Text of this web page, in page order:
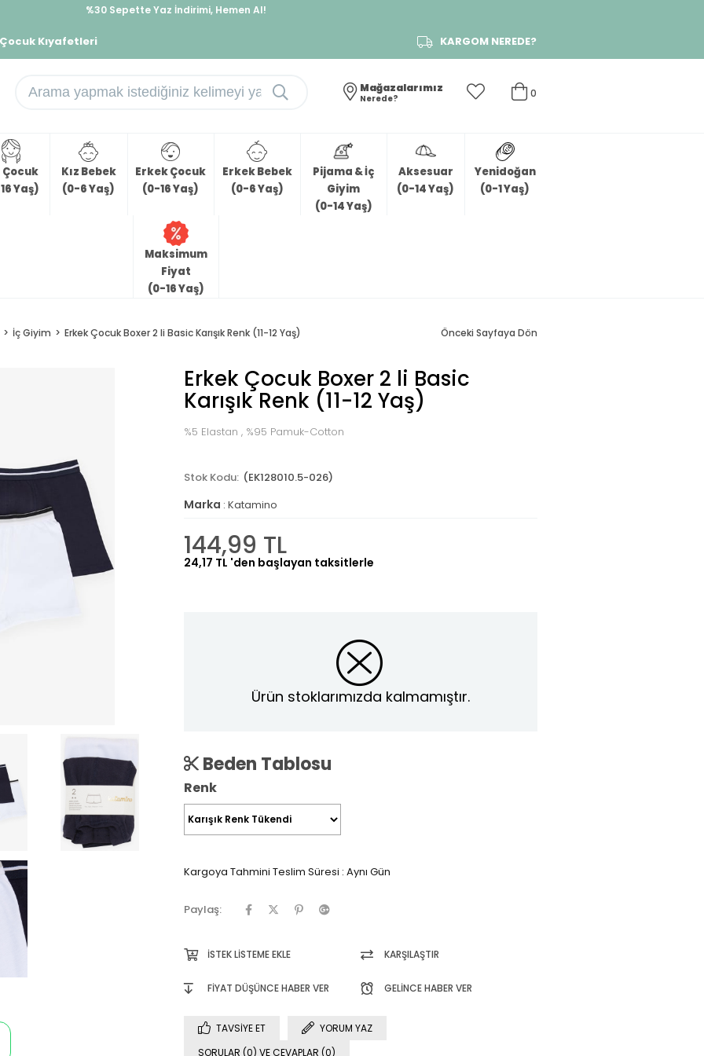
%30 Sepette Yaz İndirimi, Hemen Al!
Kıyafetleri KARGOM NEREDE?
0
Mağazalarımız
Nerede?
Çocuk
Yaş)
Kız Bebek
(0-6 Yaş)
Erkek Çocuk
(0-16 Yaş)
Erkek Bebek
(0-6 Yaş)
Pijama & İç
Giyim
(0-14 Yaş)
Aksesuar
(0-14 Yaş)
Yenidoğan
(0-1 Yaş)
Maksimum
Fiyat
(0-16 Yaş)
İç Giyim Erkek Çocuk Boxer 2 li Basic Karışık Renk (11-12 Yaş) Önceki Sayfaya Dön
Erkek Çocuk Boxer 2 li Basic
Karışık Renk (11-12 Yaş)
%5 Elastan , %95 Pamuk-Cotton
(EK128010.5-026)
Marka : Katamino
144,99 TL
24,17 TL 'den başlayan taksitlerle
Ürün stoklarımızda kalmamıştır.
Beden Tablosu
Renk
Kargoya Tahmini Teslim Süresi : Aynı Gün
Paylaş:
İSTEK LISTEME EKLE KARŞILAŞTIR
FIYAT DÜŞÜNCE HABER VER GELINCE HABER VER
TAVSIYE ET
YORUM YAZ
SORULAR (0) VE CEVAPLAR (0)